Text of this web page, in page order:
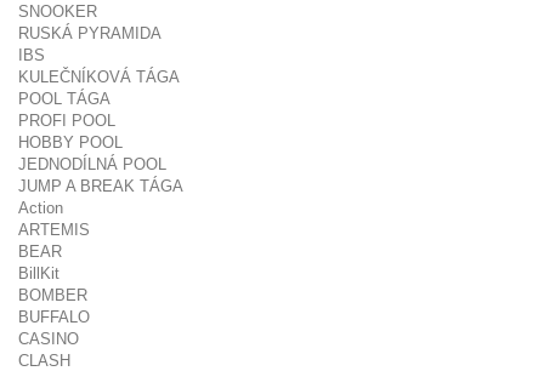
SNOOKER
RUSKÁ PYRAMIDA
IBS
KULEČNÍKOVÁ TÁGA
POOL TÁGA
PROFI POOL
HOBBY POOL
JEDNODÍLNÁ POOL
JUMP A BREAK TÁGA
Action
ARTEMIS
BEAR
BillKit
BOMBER
BUFFALO
CASINO
CLASH